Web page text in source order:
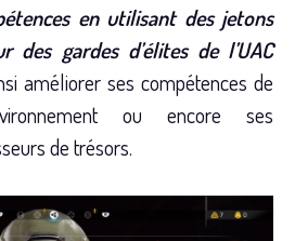
en utilisant des jetons
des gardes d’élites de l’UAC
améliorer ses compétences de
ou encore ses
de trésors.